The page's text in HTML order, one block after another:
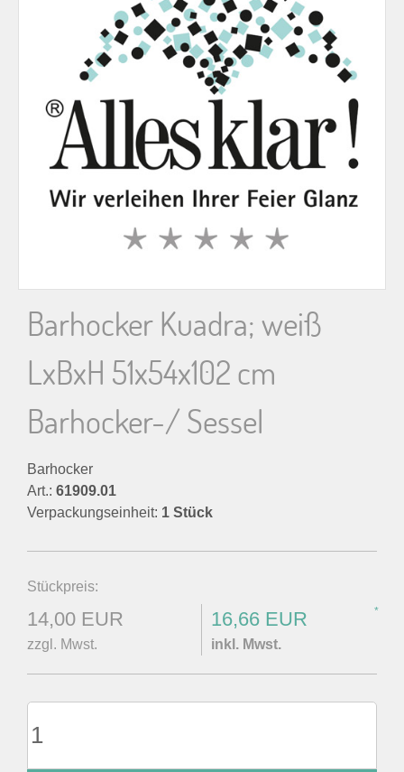
a
h
Barhocker Kuadra; weiß
LxBxH 51x54x102 cm
Barhocker-/ Sessel
Barhocker
Art.: 61909.01
Verpackungseinheit: 1 Stück
Stückpreis:
14,00 EUR
zzgl. Mwst.
16,66 EUR *
inkl. Mwst.